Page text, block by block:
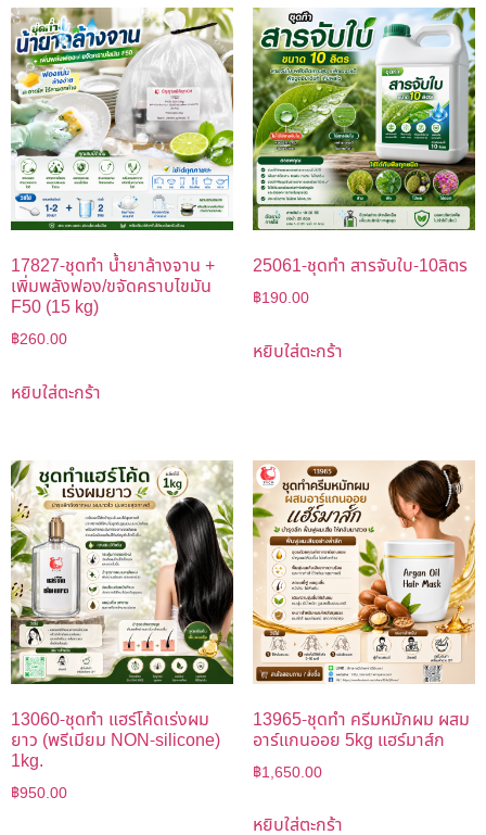
17827-ชุดทำ น้ำยาล้างจาน +
เพิ่มพลังฟอง/ขจัดคราบไขมัน
F50 (15 kg)
฿260.00
หยิบใส่ตะกร้า
25061-ชุดทำ สารจับใบ-10ลิตร
฿190.00
หยิบใส่ตะกร้า
13060-ชุดทำ แฮร์โค้ดเร่งผม
ยาว (พรีเมียม NON-silicone)
1kg.
฿950.00
13965-ชุดทำ ครีมหมักผม ผสม
อาร์แกนออย 5kg แฮร์มาส์ก
฿1,650.00
หยิบใส่ตะกร้า